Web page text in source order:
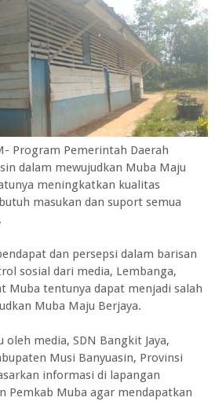
Program Pemerintah Daerah
dalam mewujudkan Muba Maju
meningkatkan kualitas
masukan dan suport semua
dan persepsi dalam barisan
sosial dari media, Lembanga,
Muba tentunya dapat menjadi salah
Muba Maju Berjaya.
media, SDN Bangkit Jaya,
Musi Banyuasin, Provinsi
informasi di lapangan
Pemkab Muba agar mendapatkan